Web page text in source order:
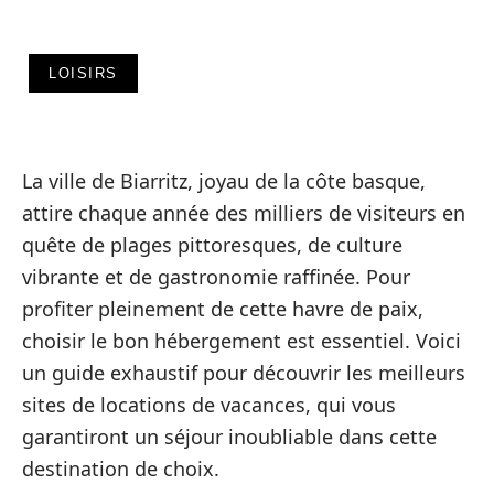
LOISIRS
La ville de Biarritz, joyau de la côte basque,
attire chaque année des milliers de visiteurs en
quête de plages pittoresques, de culture
vibrante et de gastronomie raffinée. Pour
profiter pleinement de cette havre de paix,
choisir le bon hébergement est essentiel. Voici
un guide exhaustif pour découvrir les meilleurs
sites de locations de vacances, qui vous
garantiront un séjour inoubliable dans cette
destination de choix.